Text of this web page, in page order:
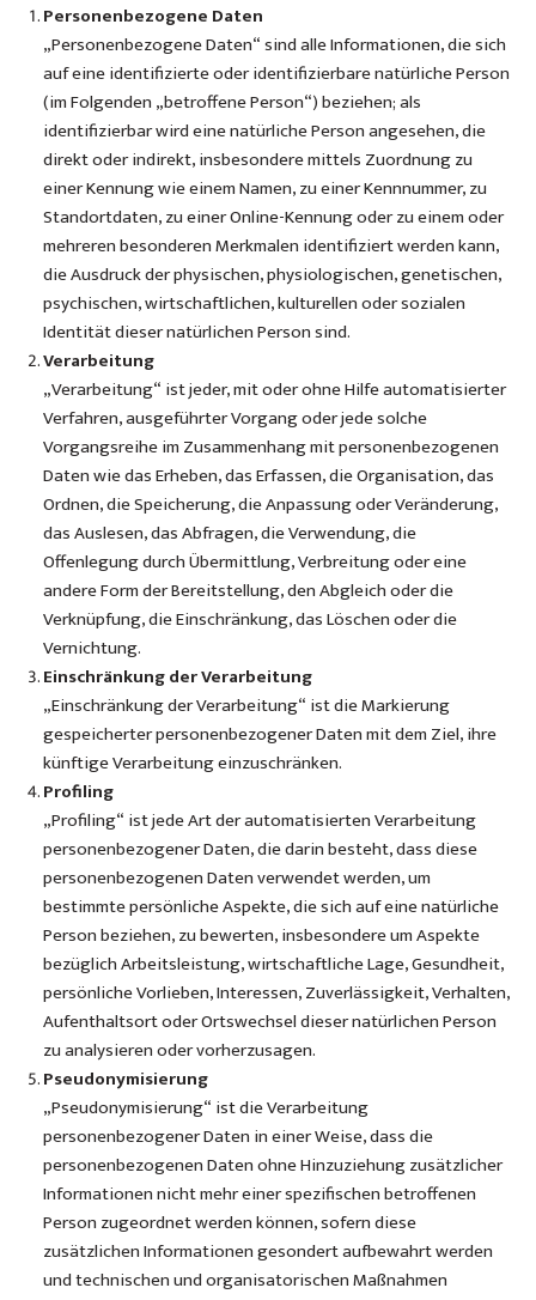
Personenbezogene Daten
„Personenbezogene Daten“ sind alle Informationen, die sich
auf eine identifizierte oder identifizierbare natürliche Person
(im Folgenden „betroffene Person“) beziehen; als
identifizierbar wird eine natürliche Person angesehen, die
direkt oder indirekt, insbesondere mittels Zuordnung zu
einer Kennung wie einem Namen, zu einer Kennnummer, zu
Standortdaten, zu einer Online-Kennung oder zu einem oder
mehreren besonderen Merkmalen identifiziert werden kann,
die Ausdruck der physischen, physiologischen, genetischen,
psychischen, wirtschaftlichen, kulturellen oder sozialen
Identität dieser natürlichen Person sind.
Verarbeitung
„Verarbeitung“ ist jeder, mit oder ohne Hilfe automatisierter
Verfahren, ausgeführter Vorgang oder jede solche
Vorgangsreihe im Zusammenhang mit personenbezogenen
Daten wie das Erheben, das Erfassen, die Organisation, das
Ordnen, die Speicherung, die Anpassung oder Veränderung,
das Auslesen, das Abfragen, die Verwendung, die
Offenlegung durch Übermittlung, Verbreitung oder eine
andere Form der Bereitstellung, den Abgleich oder die
Verknüpfung, die Einschränkung, das Löschen oder die
Vernichtung.
Einschränkung der Verarbeitung
„Einschränkung der Verarbeitung“ ist die Markierung
gespeicherter personenbezogener Daten mit dem Ziel, ihre
künftige Verarbeitung einzuschränken.
Profiling
„Profiling“ ist jede Art der automatisierten Verarbeitung
personenbezogener Daten, die darin besteht, dass diese
personenbezogenen Daten verwendet werden, um
bestimmte persönliche Aspekte, die sich auf eine natürliche
Person beziehen, zu bewerten, insbesondere um Aspekte
bezüglich Arbeitsleistung, wirtschaftliche Lage, Gesundheit,
persönliche Vorlieben, Interessen, Zuverlässigkeit, Verhalten,
Aufenthaltsort oder Ortswechsel dieser natürlichen Person
zu analysieren oder vorherzusagen.
Pseudonymisierung
„Pseudonymisierung“ ist die Verarbeitung
personenbezogener Daten in einer Weise, dass die
personenbezogenen Daten ohne Hinzuziehung zusätzlicher
Informationen nicht mehr einer spezifischen betroffenen
Person zugeordnet werden können, sofern diese
zusätzlichen Informationen gesondert aufbewahrt werden
und technischen und organisatorischen Maßnahmen